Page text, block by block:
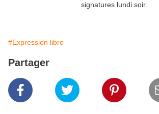
signatures lundi soir.
#Expression libre
Partager